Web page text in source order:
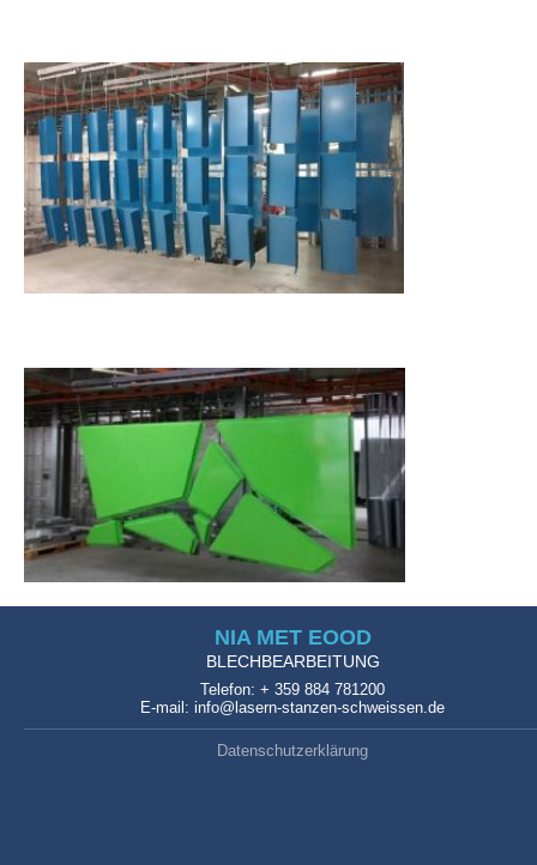
NIA MET EOOD
BLECHBEARBEITUNG
Telefon: + 359 884 781200
E-mail: info@lasern-stanzen-schweissen.de
Datenschutzerklärung